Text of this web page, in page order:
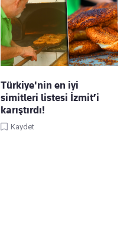
Türkiye'nin en iyi
simitleri listesi İzmit’i
karıştırdı!
Kaydet